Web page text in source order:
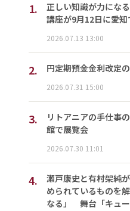
1.
正しい知識が力にな
講座が9月12日に愛知
2026.07.13 13:00
2. 円定期預金金利改定
2026.07.31 15:00
3.
リトアニアの手仕事
館で展覧会
2026.07.30 11:01
4.
瀬戸康史と有村架純
められているものを
なる」 舞台「キュー